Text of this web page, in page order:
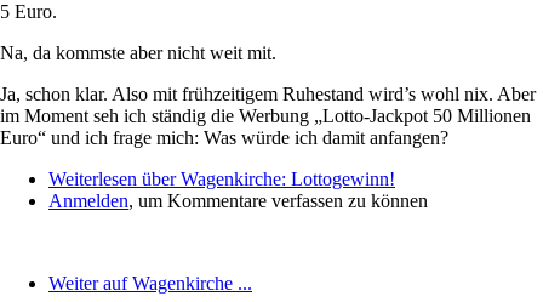
5 Euro.
Na, da kommste aber nicht weit mit.
Ja, schon klar. Also mit frühzeitigem Ruhestand wird’s wohl nix. Aber
im Moment seh ich ständig die Werbung „Lotto-Jackpot 50 Millionen
Euro“ und ich frage mich: Was würde ich damit anfangen?
Weiterlesen über Wagenkirche: Lottogewinn!
Anmelden, um Kommentare verfassen zu können
Weiter auf Wagenkirche ...